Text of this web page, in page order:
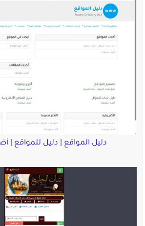
دليل المواقع | دليل للمواقع